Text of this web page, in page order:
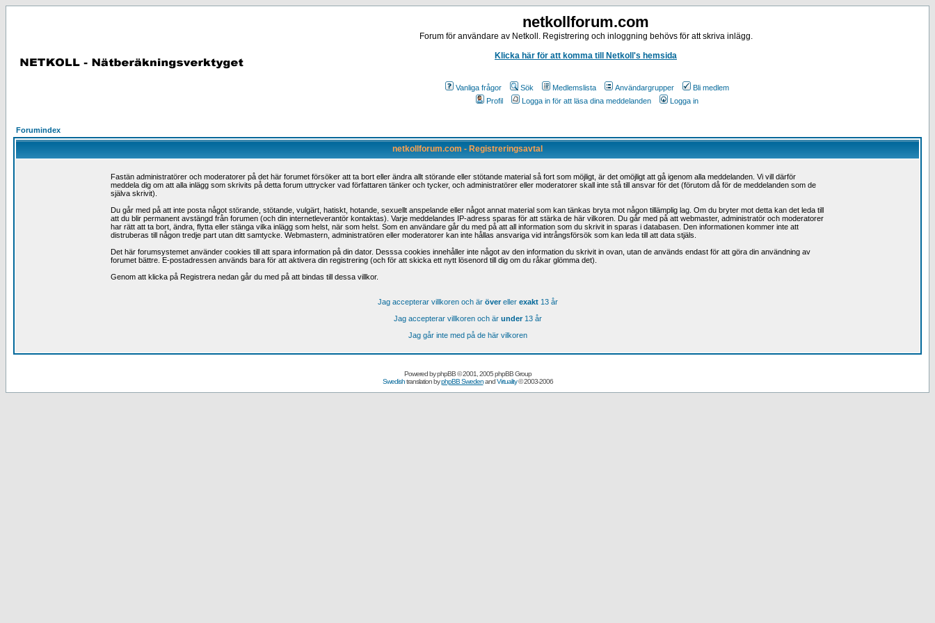
netkollforum.com
Forum för användare av Netkoll. Registrering och inloggning behövs för att skriva inlägg.
Klicka här för att komma till Netkoll's hemsida
Vanliga frågor Sök Medlemslista Användargrupper
Bli medlem
Profil
Logga in för att läsa dina meddelanden Logga in
Forumindex
netkollforum.com - Registreringsavtal
Fastän administratörer och moderatorer på det här forumet försöker att ta bort eller ändra allt störande eller stötande material så fort som möjligt, är det omöjligt att gå igenom alla meddelanden. Vi vill därför
meddela dig om att alla inlägg som skrivits på detta forum uttrycker vad författaren tänker och tycker, och administratörer eller moderatorer skall inte stå till ansvar för det (förutom då för de meddelanden som de
själva skrivit).
Du går med på att inte posta något störande, stötande, vulgärt, hatiskt, hotande, sexuellt anspelande eller något annat material som kan tänkas bryta mot någon tillämplig lag. Om du bryter mot detta kan det leda till
att du blir permanent avstängd från forumen (och din internetleverantör kontaktas). Varje meddelandes IP-adress sparas för att stärka de här vilkoren. Du går med på att webmaster, administratör och moderatorer
har rätt att ta bort, ändra, flytta eller stänga vilka inlägg som helst, när som helst. Som en användare går du med på att all information som du skrivit in sparas i databasen. Den informationen kommer inte att
distruberas till någon tredje part utan ditt samtycke. Webmastern, administratören eller moderatorer kan inte hållas ansvariga vid intrångsförsök som kan leda till att data stjäls.
Det här forumsystemet använder cookies till att spara information på din dator. Desssa cookies innehåller inte något av den information du skrivit in ovan, utan de används endast för att göra din användning av
forumet bättre. E-postadressen används bara för att aktivera din registrering (och för att skicka ett nytt lösenord till dig om du råkar glömma det).
Genom att klicka på Registrera nedan går du med på att bindas till dessa villkor.
Jag accepterar villkoren och är övereller exakt13 år
Jag accepterar villkoren och är under13 år
Jag går inte med på de här vilkoren
Powered byphpBB© 2001, 2005 phpBB Group
Swedishtranslation byphpBB SwedenandVirtuality© 2003-2006